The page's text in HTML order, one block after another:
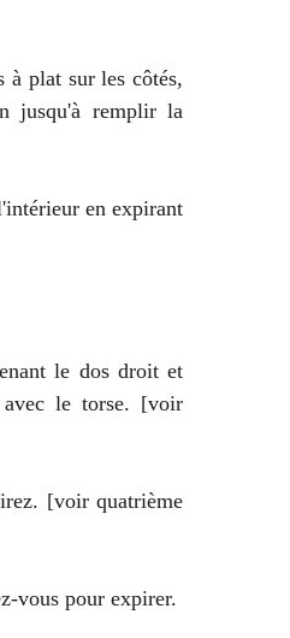
à plat sur les côtés,
jusqu'à remplir la
en expirant
le dos droit et
avec le torse. [voir
[voir quatrième
vous pour expirer.